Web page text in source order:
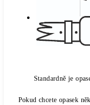
Standardně je
Pokud chcete opasek